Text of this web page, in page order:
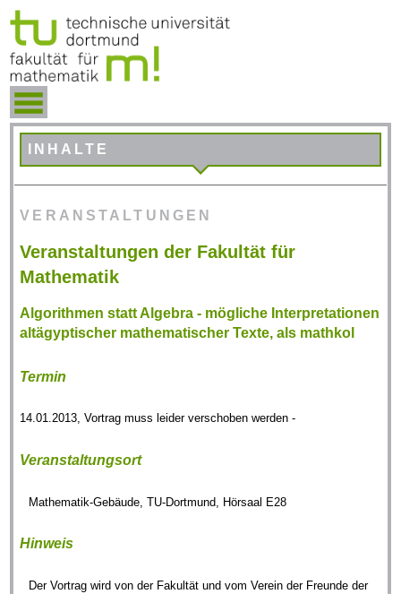
INHALTE
VERANSTALTUNGEN
Veranstaltungen der Fakultät für
Mathematik
Algorithmen statt Algebra - mögliche Interpretationen
altägyptischer mathematischer Texte, als mathkol
Termin
14.01.2013, Vortrag muss leider verschoben werden -
Veranstaltungsort
Mathematik-Gebäude, TU-Dortmund, Hörsaal E28
Hinweis
Der Vortrag wird von der Fakultät und vom Verein der Freunde der